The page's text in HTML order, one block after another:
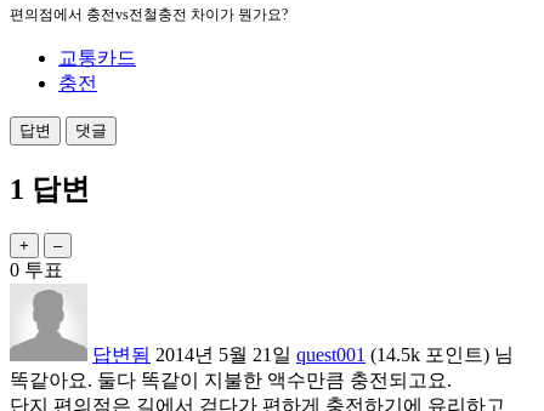
편의점에서 충전vs전철충전 차이가 뭔가요?
교통카드
충전
1 답변
0 투표
답변됨 2014년 5월 21일 quest001 (14.5k 포인트) 님
똑같아요. 둘다 똑같이 지불한 액수만큼 충전되고요.
단지 편의점은 길에서 걷다가 편하게 충전하기에 유리하고